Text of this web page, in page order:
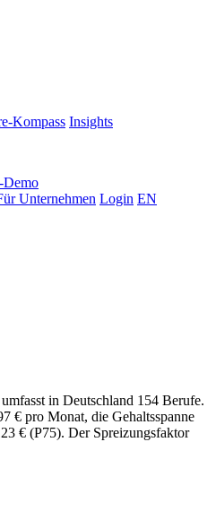
Kompass Insights
Demo
Unternehmen Login EN
in Deutschland 154 Berufe.
€ pro Monat, die Gehaltsspanne
€ (P75). Der Spreizungsfaktor